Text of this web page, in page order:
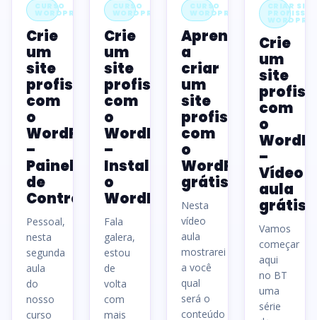
CURSO
WORDPRESS
Crie
um
site
profissional
com
o
WordPress
–
Painel
de
Controle
Pessoal,
nesta
segunda
aula
do
nosso
curso
CURSO
WORDPRESS
Crie
um
site
profissional
com
o
WordPress
–
Instalando
o
WordPress
Fala
galera,
estou
de
volta
com
mais
CURSO
WORDPRESS
Aprenda
a
criar
um
site
profissional
com
o
WordPress
grátis
Nesta
vídeo
aula
mostrarei
a você
qual
será o
conteúdo
CRIAR SITE
Crie
um
site
com
o
–
Vídeo
aula
grátis
Vamos
começar
aqui
no BT
uma
série